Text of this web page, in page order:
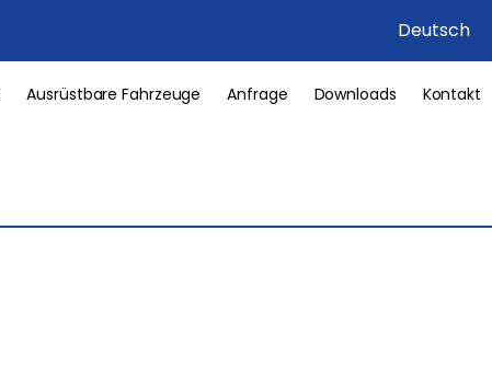
Deutsch
Ausrüstbare Fahrzeuge Anfrage Downloads Kontakt